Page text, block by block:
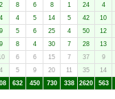
2 8 6 8 1 24 4
4 4 5 14 5 42 10
9 5 6 25 4 50 12
9 8 4 30 7 28 13
6 6 15 7 37 9
4 5 9 20 11 35 14
632 450 730 338 2620 563